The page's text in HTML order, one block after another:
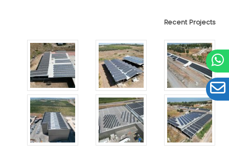
Recent Projects